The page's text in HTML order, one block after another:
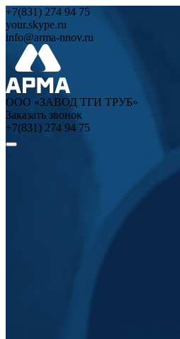
+7(831) 274 94 75
your.skype.ru
info@arma-nnov.ru
ООО «ЗАВОД ТГИ ТРУБ»
Заказать звонок
+7(831) 274 94 75